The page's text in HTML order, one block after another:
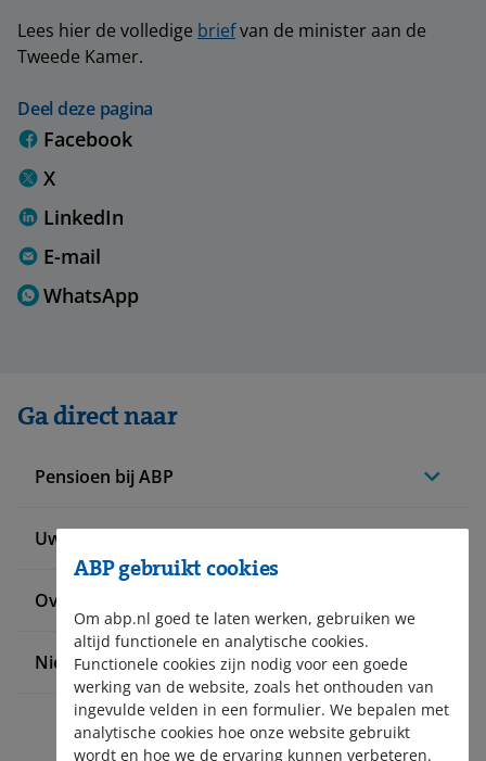
Lees hier de volledige briefvan de minister aan de
Tweede Kamer.
Deel deze pagina
Facebook
X
LinkedIn
E-mail
WhatsApp
Ga direct naar
Pensioen bij ABP
Uw situatie verandert
Over ABP
Nieuws en pers
ABP gebruikt cookies
Om abp.nl goed te laten werken, gebruiken we
altijd functionele en analytische cookies.
Functionele cookies zijn nodig voor een goede
werking van de website, zoals het onthouden van
ingevulde velden in een formulier. We bepalen met
analytische cookies hoe onze website gebruikt
wordt en hoe we de ervaring kunnen verbeteren.